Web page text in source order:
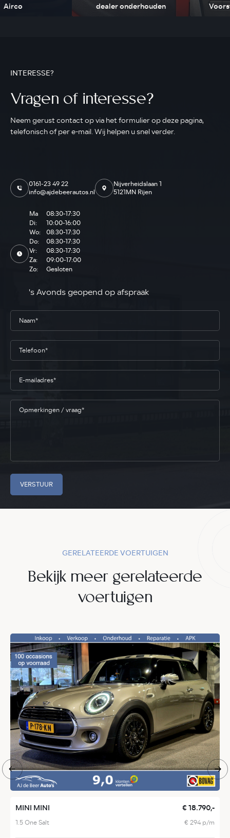
Airco dealer onderhouden
INTERESSE?
Vragen of interesse?
Neem gerust contact op via het formulier op deze pagina,
telefonisch of per e-mail. Wij helpen u snel verder.
0161-23 49 22
info@ajdebeerautos.nl
Nijverheidslaan 1
5121MN Rijen
Ma
08:30-17:30
Di:
10:00-16:00
Wo:
08:30-17:30
Do:
08:30-17:30
Vr:
08:30-17:30
Za:
09:00-17:00
Zo:
Gesloten
's Avonds geopend op afspraak
VERSTUUR
GERELATEERDE VOERTUIGEN
Bekijk meer gerelateerde
voertuigen
MINI MINI
1.5 One Salt
€ 18.790,-
€ 294 p/m